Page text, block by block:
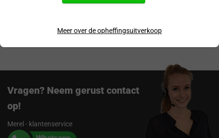
Vragen? Neem gerust contact
op!
Merel - klantenservice
Meer over de opheffingsuitverkoop